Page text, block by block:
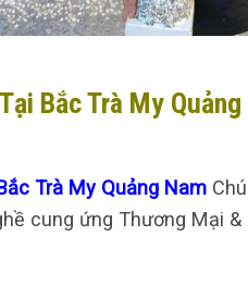
Bắc Trà My Quảng
Trà My Quảng Nam
cung ứng Thương Mại